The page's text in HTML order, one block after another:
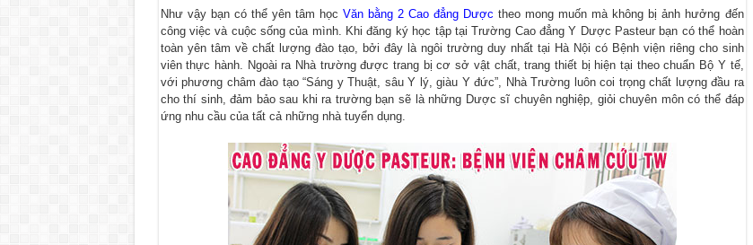
Như vậy bạn có thể yên tâm học Văn bằng 2 Cao đẳng Dược theo mong muốn mà không bị ảnh hưởng đến
công việc và cuộc sống của mình. Khi đăng ký học tập tạiTrường Cao đẳng Y Dược Pasteur bạn có thể hoàn
toàn yên tâm về chất lượng đào tạo, bởi đây là ngôi trường duy nhất tại Hà Nội có Bệnh viện riêng cho sinh
viên thực hành. Ngoài ra Nhà trường được trang bị cơ sở vật chất, trang thiết bị hiện tại theo chuẩn Bộ Y tế,
với phương châm đào tạo “Sáng y Thuật, sâu Y lý, giàu Y đức”, Nhà Trường luôn coi trọng chất lượng đầu ra
cho thí sinh, đảm bảo sau khi ra trường bạn sẽ là những Dược sĩ chuyên nghiệp, giỏi chuyên môn có thể đáp
ứng nhu cầu của tất cả những nhà tuyển dụng.